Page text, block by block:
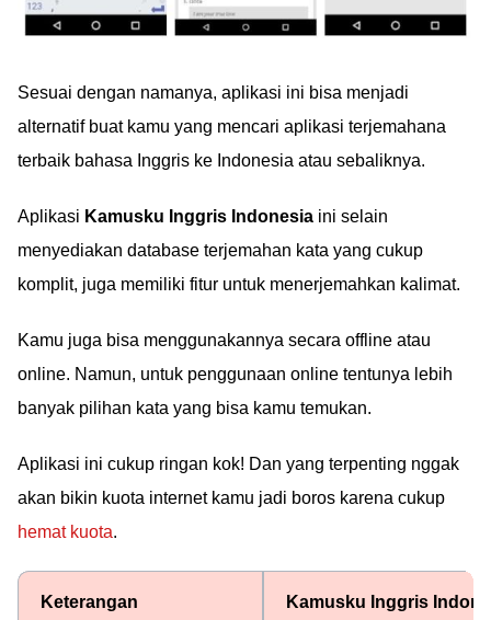
Sesuai dengan namanya, aplikasi ini bisa menjadi
alternatif buat kamu yang mencari aplikasi terjemahana
terbaik bahasa Inggris ke Indonesia atau sebaliknya.
Aplikasi Kamusku Inggris Indonesia ini selain
menyediakan database terjemahan kata yang cukup
komplit, juga memiliki fitur untuk menerjemahkan kalimat.
Kamu juga bisa menggunakannya secara offline atau
online. Namun, untuk penggunaan online tentunya lebih
banyak pilihan kata yang bisa kamu temukan.
Aplikasi ini cukup ringan kok! Dan yang terpenting nggak
akan bikin kuota internet kamu jadi boros karena cukup
hemat kuota.
Keterangan Kamusku Inggris